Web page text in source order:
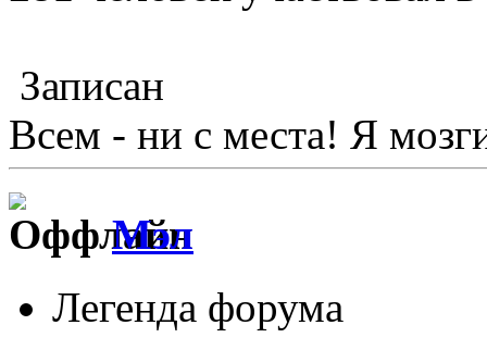
Записан
Всем - ни с места! Я
Мэл
Легенда форума